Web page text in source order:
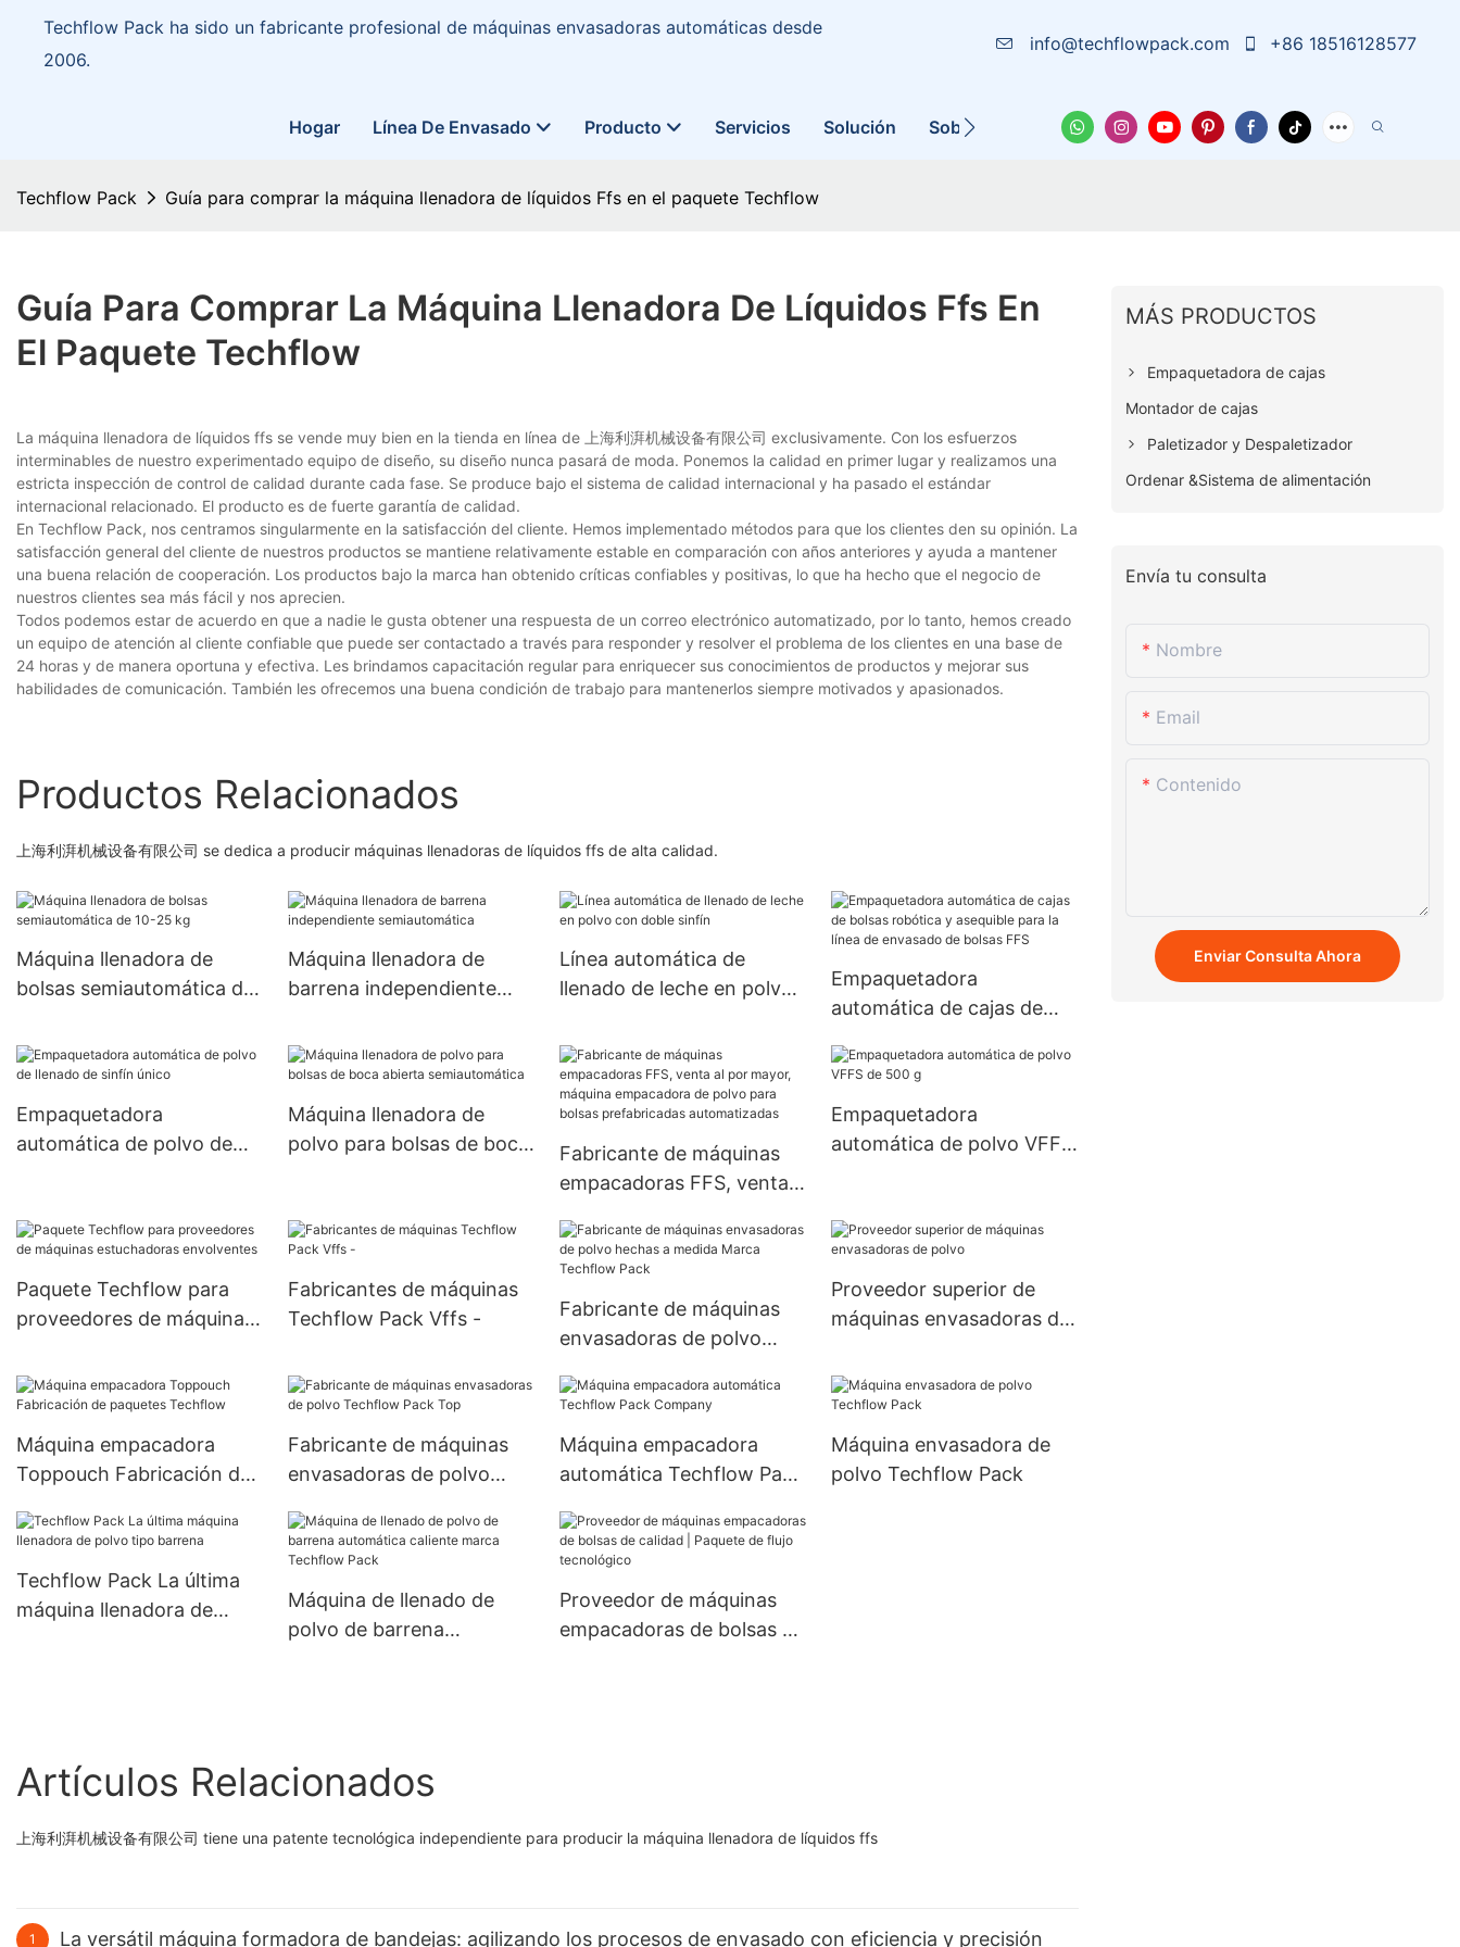
Techflow Pack ha sido un fabricante profesional de máquinas envasadoras automáticas desde
2006.
info@techflowpack.com +86 18516128577
Hogar Línea De Envasado Producto Servicios Solución Sobre Nosotros Funda Noticias Contáctanos
Techflow Pack Guía para comprar la máquina llenadora de líquidos Ffs en el paquete Techflow
Guía Para Comprar La Máquina Llenadora De Líquidos Ffs En
El Paquete Techflow
La máquina llenadora de líquidos ffs se vende muy bien en la tienda en línea de 上海利湃机械设备有限公司 exclusivamente. Con los esfuerzos
interminables de nuestro experimentado equipo de diseño, su diseño nunca pasará de moda. Ponemos la calidad en primer lugar y realizamos una
estricta inspección de control de calidad durante cada fase. Se produce bajo el sistema de calidad internacional y ha pasado el estándar
internacional relacionado. El producto es de fuerte garantía de calidad.
En Techflow Pack, nos centramos singularmente en la satisfacción del cliente. Hemos implementado métodos para que los clientes den su opinión. La
satisfacción general del cliente de nuestros productos se mantiene relativamente estable en comparación con años anteriores y ayuda a mantener
una buena relación de cooperación. Los productos bajo la marca han obtenido críticas confiables y positivas, lo que ha hecho que el negocio de
nuestros clientes sea más fácil y nos aprecien.
Todos podemos estar de acuerdo en que a nadie le gusta obtener una respuesta de un correo electrónico automatizado, por lo tanto, hemos creado
un equipo de atención al cliente confiable que puede ser contactado a través para responder y resolver el problema de los clientes en una base de
24 horas y de manera oportuna y efectiva. Les brindamos capacitación regular para enriquecer sus conocimientos de productos y mejorar sus
habilidades de comunicación. También les ofrecemos una buena condición de trabajo para mantenerlos siempre motivados y apasionados.
Productos Relacionados
上海利湃机械设备有限公司 se dedica a producir máquinas llenadoras de líquidos ffs de alta calidad.
Máquina llenadora de
bolsas semiautomática de
Máquina llenadora de
barrena independiente
Línea automática de
llenado de leche en polvo
Empaquetadora
automática de cajas de
asequible para la línea de
Empaquetadora
automática de polvo de
Máquina llenadora de
polvo para bolsas de boca
Fabricante de máquinas
empacadoras FFS, venta
empacadora de polvo para
bolsas prefabricadas
automatizadas
Empaquetadora
automática de polvo VFFS
Paquete Techflow para
proveedores de máquinas
Fabricantes de máquinas
Techflow Pack Vffs -
Fabricante de máquinas
envasadoras de polvo
Techflow Pack
Proveedor superior de
máquinas envasadoras de
Máquina empacadora
Toppouch Fabricación de
Fabricante de máquinas
envasadoras de polvo
Máquina empacadora
automática Techflow Pack
Máquina envasadora de
polvo Techflow Pack
Techflow Pack La última
máquina llenadora de
Máquina de llenado de
polvo de barrena
Proveedor de máquinas
empacadoras de bolsas de
Artículos Relacionados
上海利湃机械设备有限公司 tiene una patente tecnológica independiente para producir la máquina llenadora de líquidos ffs
1 La versátil máquina formadora de bandejas: agilizando los procesos de envasado con eficiencia y precisión
MÁS PRODUCTOS
Empaquetadora de cajas
Montador de cajas
Paletizador y Despaletizador
Ordenar &Sistema de alimentación
Envía tu consulta
Nombre
Email
Contenido
Enviar Consulta Ahora